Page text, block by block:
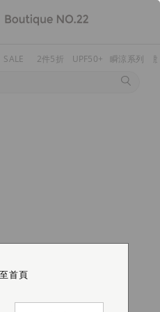
SALE 2件5折 UPF50+ 瞬涼系列
首頁
首頁
首頁
首頁
首頁